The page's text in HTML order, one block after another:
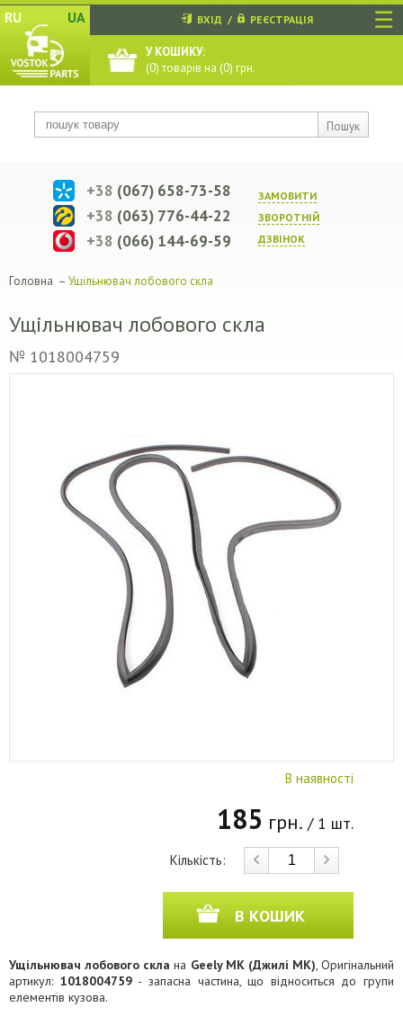
☰
RU UA
Пошук
ВХІД / РЕЄСТРАЦІЯ
У КОШИКУ:
(0) товарів на (0) грн.
ЗАМОВИТИ
ЗВОРОТНIЙ
ДЗВIНОК
+38 (067) 658-73-58
+38 (063) 776-44-22
+38 (066) 144-69-59
Головна – Ущільнювач лобового скла
Ущільнювач лобового скла
№ 1018004759
В наявності
185 грн. / 1 шт.
Кількість:
В КОШИК
Ущільнювач лобового скла на Geely MK (Джилі МК), Оригінальний
артикул: 1018004759- запасна частина, що відноситься до групи
елементів кузова.